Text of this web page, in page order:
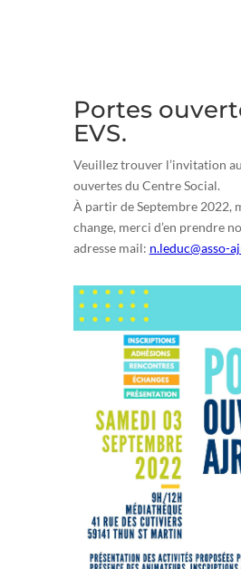
Portes
EVS.
Veuillez trouver l’invitation
ouvertes du Centre Social.
À partir de Septembre 2022,
change, merci d’en prendre
adresse mail: n.leduc@asso-